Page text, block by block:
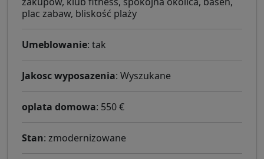
plac zabaw, bliskość plaży
Umeblowanie: tak
Jakosc wyposazenia: Wyszukane
oplata domowa: 550 €
Stan: zmodernizowane